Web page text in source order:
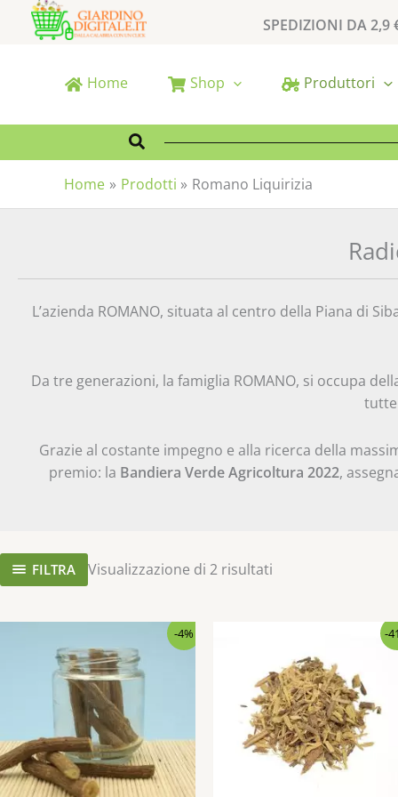
SPEDIZIONI DA 2,9
Home Shop Produttori
Cerca
Home Prodotti Romano Liquirizia
L’azienda ROMANO, situata al centro della Piana di
Da tre generazioni, la famiglia ROMANO, si occupa
tutte
Grazie al costante impegno e alla ricerca della
premio: la Bandiera Verde Agricoltura 2022,
FILTRA Visualizzazione di 2 risultati
-4% -